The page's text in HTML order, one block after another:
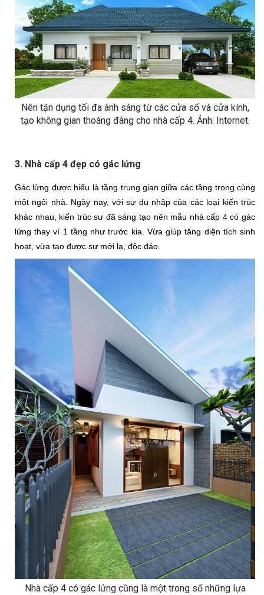
Nên tận dụng tối đa ánh sáng từ các cửa sổ và cửa kính,
tạo không gian thoáng đãng cho nhà cấp 4. Ảnh: Internet.
3. Nhà cấp 4 đẹp có gác lửng
Gác lửng được hiểu là tầng trung gian giữa các tầng trong cùng
một ngôi nhà. Ngày nay, với sự du nhập của các loại kiến trúc
khác nhau, kiến trúc sư đã sáng tạo nên mẫu nhà cấp 4 có gác
lửng thay vì 1 tầng như trước kia. Vừa giúp tăng diện tích sinh
hoạt, vừa tạo được sự mới lạ, độc đáo.
Nhà cấp 4 có gác lửng cũng là một trong số những lựa